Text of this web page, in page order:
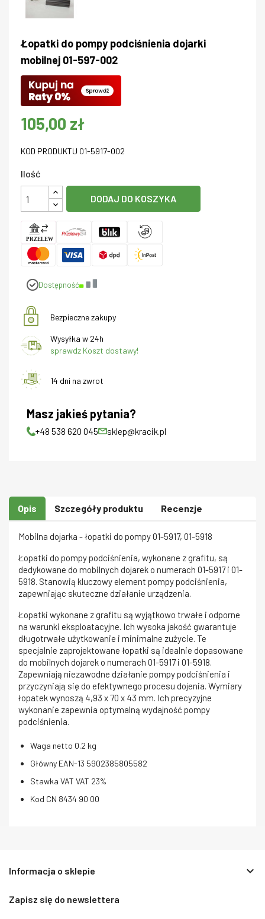
Łopatki do pompy podciśnienia dojarki
mobilnej 01-597-002
105,00 zł
KOD PRODUKTU 01-5917-002
Ilość
DODAJ DO KOSZYKA
Dostępność
Bezpieczne zakupy
Wysyłka w 24h
sprawdz Koszt dostawy!
14 dni na zwrot
Masz jakieś pytania?
+48 538 620 045 sklep@kracik.pl
Opis Szczegóły produktu Recenzje
Mobilna dojarka - łopatki do pompy 01-5917, 01-5918
Łopatki do pompy podciśnienia, wykonane z grafitu, są
dedykowane do mobilnych dojarek o numerach 01-5917 i 01-
5918. Stanowią kluczowy element pompy podciśnienia,
zapewniając skuteczne działanie urządzenia.
Łopatki wykonane z grafitu są wyjątkowo trwałe i odporne
na warunki eksploatacyjne. Ich wysoka jakość gwarantuje
długotrwałe użytkowanie i minimalne zużycie. Te
specjalnie zaprojektowane łopatki są idealnie dopasowane
do mobilnych dojarek o numerach 01-5917 i 01-5918.
Zapewniają niezawodne działanie pompy podciśnienia i
przyczyniają się do efektywnego procesu dojenia. Wymiary
łopatek wynoszą 4,93 x 70 x 43 mm. Ich precyzyjne
wykonanie zapewnia optymalną wydajność pompy
podciśnienia.
Waga netto 0.2 kg
Główny EAN-13 5902385805582
Stawka VAT VAT 23%
Kod CN 8434 90 00
Informacja o sklepie keyboard_arrow_down
Zapisz się do newslettera